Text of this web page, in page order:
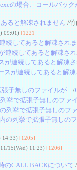
の場合、コールバック
ると解凍されません /竹
09:01) [1221]
続してあると解凍され
連続してあると解凍さ
が連続してあると解凍
スが連続してあると解凍
子無しのファイルが... /
挙で拡張子無しのファイ
列挙で拡張子無しのファ
の列挙で拡張子無しのフ
14:33) [1205]
15(Wed) 11:23) [1206]
のCALL BACKについて